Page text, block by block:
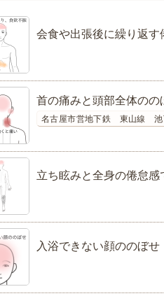
会食や出張後に繰り返
首の痛みと頭部全体のの
名古屋市営地下鉄 東山線 池
立ち眩みと全身の倦怠
入浴できない顔ののぼせ